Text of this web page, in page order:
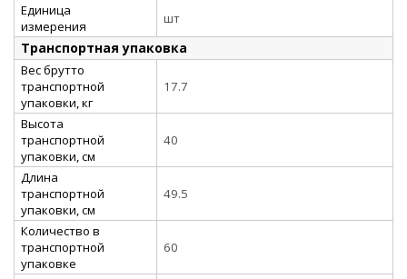
Единица
измерения
шт
Транспортная упаковка
Вес брутто
транспортной
упаковки, кг
17.7
Высота
транспортной
упаковки, см
40
Длина
транспортной
упаковки, см
49.5
Количество в
транспортной
упаковке
60